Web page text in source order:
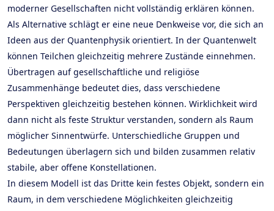
moderner Gesellschaften nicht vollständig erklären können.
Als Alternative schlägt er eine neue Denkweise vor, die sich an
Ideen aus der Quantenphysik orientiert. In der Quantenwelt
können Teilchen gleichzeitig mehrere Zustände einnehmen.
Übertragen auf gesellschaftliche und religiöse
Zusammenhänge bedeutet dies, dass verschiedene
Perspektiven gleichzeitig bestehen können. Wirklichkeit wird
dann nicht als feste Struktur verstanden, sondern als Raum
möglicher Sinnentwürfe. Unterschiedliche Gruppen und
Bedeutungen überlagern sich und bilden zusammen relativ
stabile, aber offene Konstellationen.
In diesem Modell ist das Dritte kein festes Objekt, sondern ein
Raum, in dem verschiedene Möglichkeiten gleichzeitig